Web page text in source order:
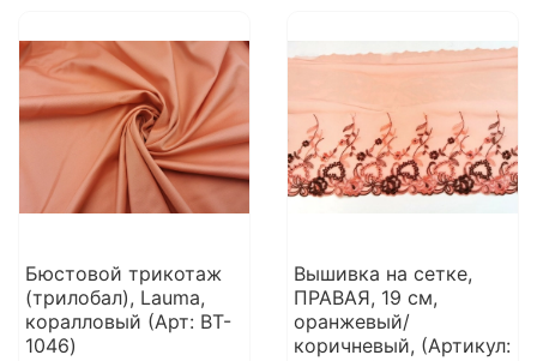
Бюстовой трикотаж
(трилобал), Lauma,
коралловый (Арт: BT-
1046)
Вышивка на сетке,
ПРАВАЯ, 19 см,
оранжевый/
коричневый, (Артикул: